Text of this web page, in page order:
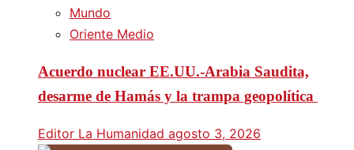
Mundo
Oriente Medio
Acuerdo nuclear EE.UU.-Arabia Saudita,
desarme de Hamás y la trampa geopolítica
Editor La Humanidad agosto 3, 2026